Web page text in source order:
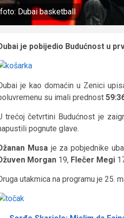
foto: Dubai basketball
je pobijedio Budućnost u
je kao domaćin u Zenici
su imali prednost
trećoj četvrtini Budućnost je
pognute glave.
Musa je za pobjednike
Morgan 19, Flečer Megi
utakmica na programu je 25.